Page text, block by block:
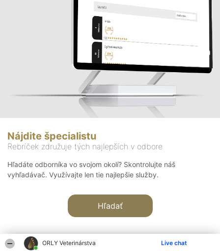
ORLY Veterinárstva Live chat
Nájdite špecialistu
Rebríček združuje tých najlepších v odbore
Hľadáte odborníka vo svojom okolí? Skontrolujte náš
vyhľadávač. Využívajte len tie najlepšie služby.
Hľadať